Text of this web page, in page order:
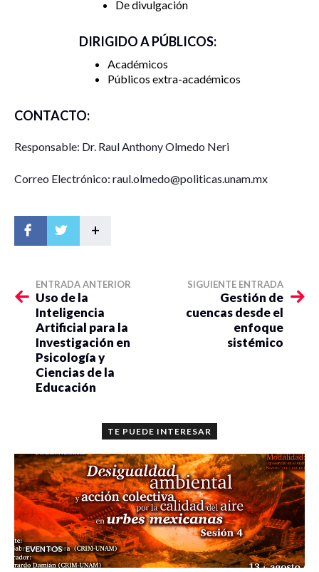
De divulgación
DIRIGIDO A PÚBLICOS:
Académicos
Públicos extra-académicos
CONTACTO:
Responsable: Dr. Raul Anthony Olmedo Neri
Correo Electrónico: raul.olmedo@politicas.unam.mx
+
ENTRADA ANTERIOR
Uso de la
Inteligencia
Artificial para la
Investigación en
Psicología y
Ciencias de la
Educación
SIGUIENTE ENTRADA
Gestión de
cuencas desde el
enfoque
sistémico
TE PUEDE INTERESAR
EVENTOS